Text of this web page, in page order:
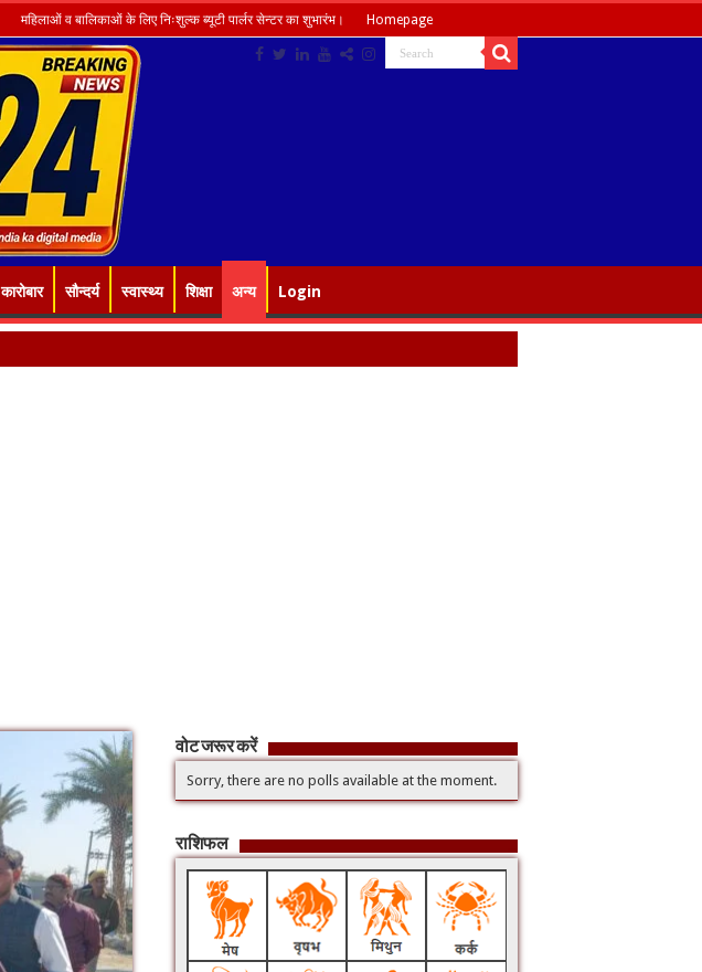
महिलाओं व बालिकाओं के लिए निःशुल्क ब्यूटी पार्लर सेन्टर का शुभारंभ। Homepage
कारोबार सौन्दर्य स्वास्थ्य शिक्षा अन्य Login
वोट जरूर करें
Sorry, there are no polls available at the moment.
राशिफल